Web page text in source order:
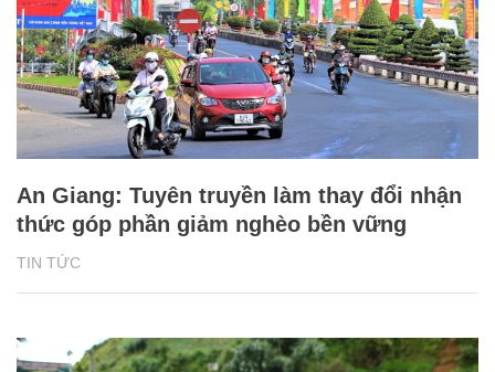
TIN TỨC
An Giang: Tuyên truyền làm thay đổi nhận
thức góp phần giảm nghèo bền vững